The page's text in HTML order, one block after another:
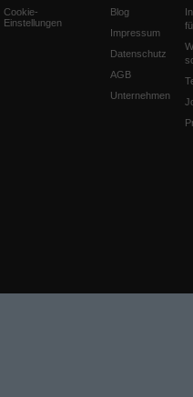
Cookie-
Einstellungen
Blog
Impressum
Datenschutz
AGB
Unternehmen